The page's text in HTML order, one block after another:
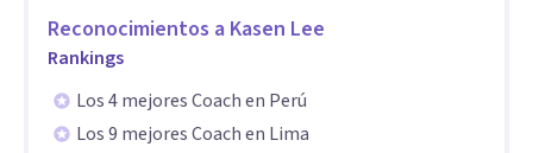
Reconocimientos a Kasen Lee
Rankings
Los 4 mejores Coach en Perú
Los 9 mejores Coach en Lima